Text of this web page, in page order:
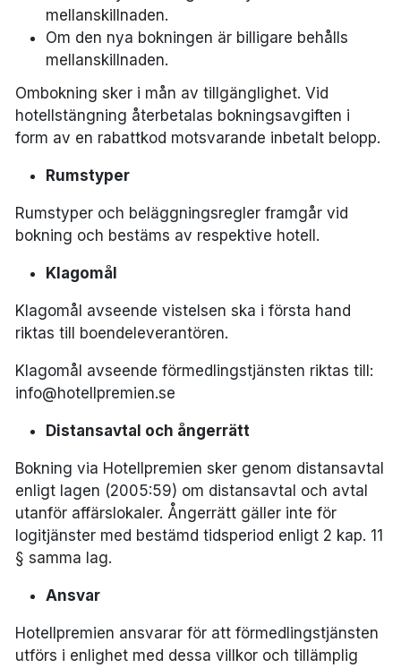
mellanskillnaden.
Om den nya bokningen är billigare behålls
mellanskillnaden.
Ombokning sker i mån av tillgänglighet. Vid
hotellstängning återbetalas bokningsavgiften i
form av en rabattkod motsvarande inbetalt belopp.
Rumstyper
Rumstyper och beläggningsregler framgår vid
bokning och bestäms av respektive hotell.
Klagomål
Klagomål avseende vistelsen ska i första hand
riktas till boendeleverantören.
Klagomål avseende förmedlingstjänsten riktas till:
info@hotellpremien.se
Distansavtal och ångerrätt
Bokning via Hotellpremien sker genom distansavtal
enligt lagen (2005:59) om distansavtal och avtal
utanför affärslokaler. Ångerrätt gäller inte för
logitjänster med bestämd tidsperiod enligt 2 kap. 11
§ samma lag.
Ansvar
Hotellpremien ansvarar för att förmedlingstjänsten
utförs i enlighet med dessa villkor och tillämplig